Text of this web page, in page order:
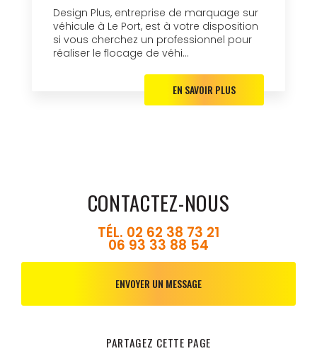
Design Plus, entreprise de marquage sur
véhicule à Le Port, est à votre disposition
si vous cherchez un professionnel pour
réaliser le flocage de véhi...
EN SAVOIR PLUS
CONTACTEZ-NOUS
TÉL. 02 62 38 73 21
06 93 33 88 54
ENVOYER UN MESSAGE
PARTAGEZ CETTE PAGE